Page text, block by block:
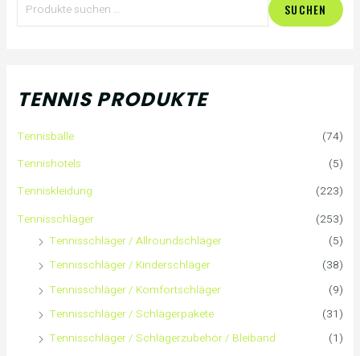
n
a
SUCHEN
TENNIS PRODUKTE
Tennisbälle
(74)
Tennishotels
(5)
Tenniskleidung
(223)
Tennisschläger
(253)
Tennisschläger / Allroundschläger
(5)
Tennisschläger / Kinderschläger
(38)
Tennisschläger / Komfortschläger
(9)
Tennisschläger / Schlägerpakete
(31)
Tennisschläger / Schlägerzubehör / Bleiband
(1)